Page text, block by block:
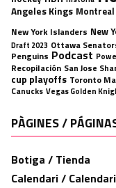
Angeles Kings Montreal
New York Islanders New
Draft 2023 Ottawa
Penguins Podcast
Recopilación San Jose
cup playoffs Toronto
Canucks Vegas Golden
PÀGINES /
Botiga / Tienda
Calendari /